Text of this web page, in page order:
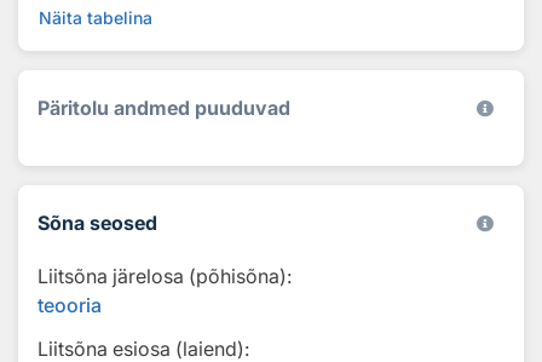
Näita tabelina
Päritolu andmed puuduvad
Sõna seosed
Liitsõna järelosa (põhisõna):
teooria
Liitsõna esiosa (laiend):